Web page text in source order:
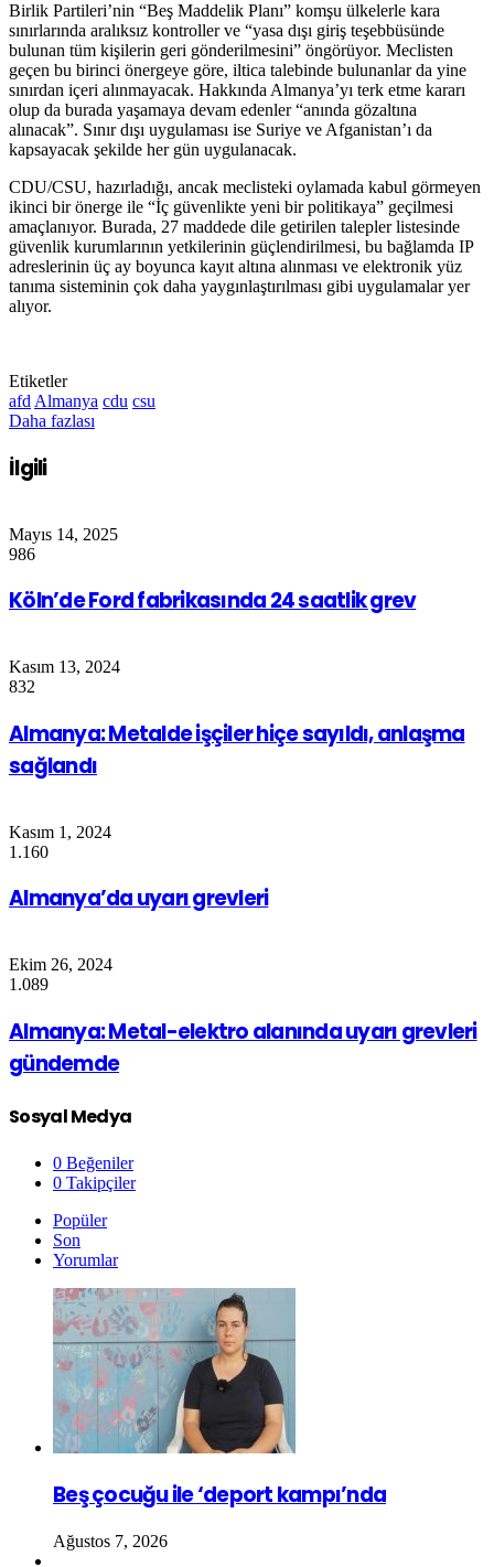
Birlik Partileri’nin “Beş Maddelik Planı” komşu ülkelerle kara
sınırlarında aralıksız kontroller ve “yasa dışı giriş teşebbüsünde
bulunan tüm kişilerin geri gönderilmesini” öngörüyor. Meclisten
geçen bu birinci önergeye göre, iltica talebinde bulunanlar da yine
sınırdan içeri alınmayacak. Hakkında Almanya’yı terk etme kararı
olup da burada yaşamaya devam edenler “anında gözaltına
alınacak”. Sınır dışı uygulaması ise Suriye ve Afganistan’ı da
kapsayacak şekilde her gün uygulanacak.
CDU/CSU, hazırladığı, ancak meclisteki oylamada kabul görmeyen
ikinci bir önerge ile “İç güvenlikte yeni bir politikaya” geçilmesi
amaçlanıyor. Burada, 27 maddede dile getirilen talepler listesinde
güvenlik kurumlarının yetkilerinin güçlendirilmesi, bu bağlamda IP
adreslerinin üç ay boyunca kayıt altına alınması ve elektronik yüz
tanıma sisteminin çok daha yaygınlaştırılması gibi uygulamalar yer
alıyor.
Etiketler
afd Almanya cdu csu
Daha fazlası
İlgili
Mayıs 14, 2025
986
Köln’de Ford fabrikasında 24 saatlik grev
Kasım 13, 2024
832
Almanya: Metalde işçiler hiçe sayıldı, anlaşma
sağlandı
Kasım 1, 2024
1.160
Almanya’da uyarı grevleri
Ekim 26, 2024
1.089
Almanya: Metal-elektro alanında uyarı grevleri
gündemde
Sosyal Medya
0 Beğeniler
0 Takipçiler
Popüler
Son
Yorumlar
Beş çocuğu ile ‘deport kampı’nda
Ağustos 7, 2026